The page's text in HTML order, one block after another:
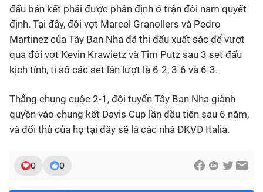
đấu bán kết phải được phân định ở trận đôi nam quyết
định. Tại đây, đôi vợt Marcel Granollers và Pedro
Martinez của Tây Ban Nha đã thi đấu xuất sắc để vượt
qua đôi vợt Kevin Krawietz và Tim Putz sau 3 set đấu
kịch tính, tỉ số các set lần lượt là 6-2, 3-6 và 6-3.
Thắng chung cuộc 2-1, đội tuyển Tây Ban Nha giành
quyền vào chung kết Davis Cup lần đầu tiên sau 6 năm,
và đối thủ của họ tại đây sẽ là các nhà ĐKVĐ Italia.
0 0